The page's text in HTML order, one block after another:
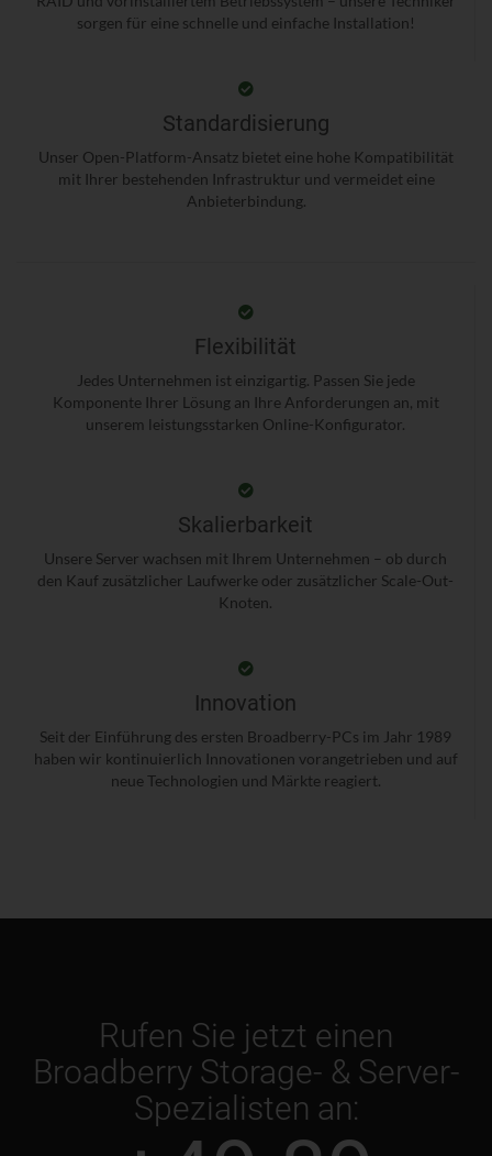
sorgen für eine schnelle und einfache Installation!
Standardisierung
Unser Open-Platform-Ansatz bietet eine hohe Kompatibilität
mit Ihrer bestehenden Infrastruktur und vermeidet eine
Anbieterbindung.
Flexibilität
Jedes Unternehmen ist einzigartig. Passen Sie jede
Komponente Ihrer Lösung an Ihre Anforderungen an, mit
unserem leistungsstarken Online-Konfigurator.
Skalierbarkeit
Unsere Server wachsen mit Ihrem Unternehmen – ob durch
den Kauf zusätzlicher Laufwerke oder zusätzlicher Scale-Out-
Knoten.
Innovation
Seit der Einführung des ersten Broadberry-PCs im Jahr 1989
haben wir kontinuierlich Innovationen vorangetrieben und auf
neue Technologien und Märkte reagiert.
Rufen Sie jetzt einen
Broadberry Storage- & Server-
Spezialisten an: